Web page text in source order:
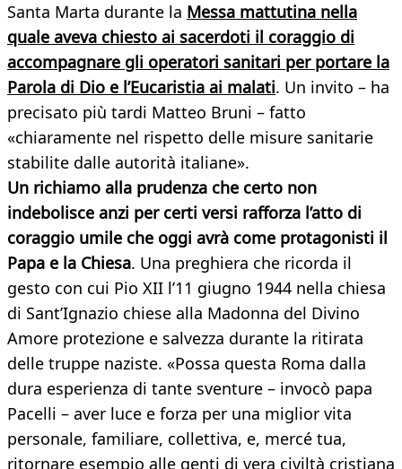
Santa Marta durante la Messa mattutina nella
quale aveva chiesto ai sacerdoti il coraggio di
accompagnare gli operatori sanitari per portare la
Parola di Dio e l’Eucaristia ai malati. Un invito – ha
precisato più tardi Matteo Bruni – fatto
«chiaramente nel rispetto delle misure sanitarie
stabilite dalle autorità italiane».
Un richiamo alla prudenza che certo non
indebolisce anzi per certi versi rafforza l’atto di
coraggio umile che oggi avrà come protagonisti il
Papa e la Chiesa. Una preghiera che ricorda il
gesto con cui Pio XII l’11 giugno 1944 nella chiesa
di Sant’Ignazio chiese alla Madonna del Divino
Amore protezione e salvezza durante la ritirata
delle truppe naziste. «Possa questa Roma dalla
dura esperienza di tante sventure – invocò papa
Pacelli – aver luce e forza per una miglior vita
personale, familiare, collettiva, e, mercé tua,
ritornare esempio alle genti di vera civiltà cristiana